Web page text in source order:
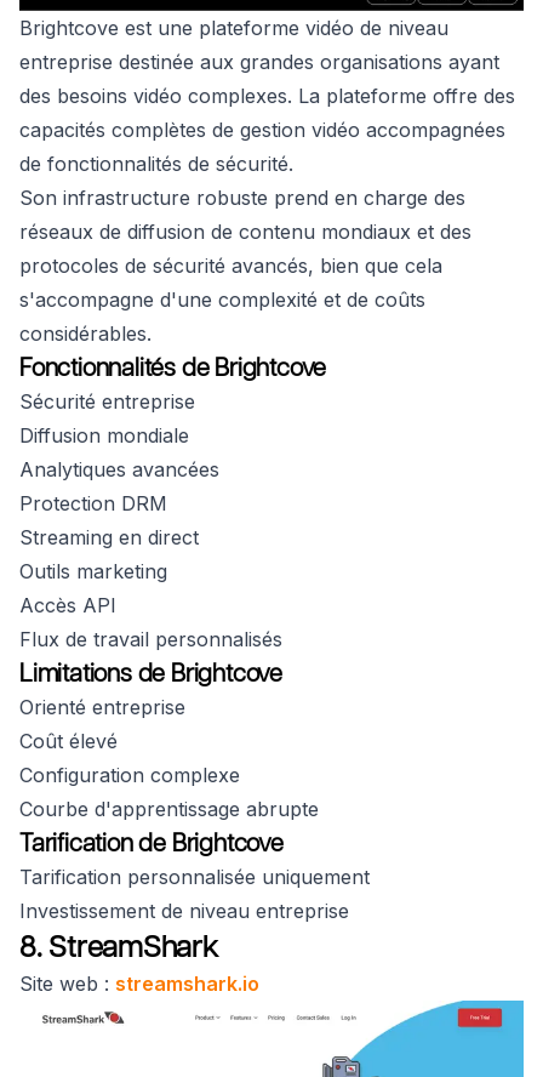
Brightcove est une plateforme vidéo de niveau
entreprise destinée aux grandes organisations ayant
des besoins vidéo complexes. La plateforme offre des
capacités complètes de gestion vidéo accompagnées
de fonctionnalités de sécurité.
Son infrastructure robuste prend en charge des
réseaux de diffusion de contenu mondiaux et des
protocoles de sécurité avancés, bien que cela
s'accompagne d'une complexité et de coûts
considérables.
Fonctionnalités de Brightcove
Sécurité entreprise
Diffusion mondiale
Analytiques avancées
Protection DRM
Streaming en direct
Outils marketing
Accès API
Flux de travail personnalisés
Limitations de Brightcove
Orienté entreprise
Coût élevé
Configuration complexe
Courbe d'apprentissage abrupte
Tarification de Brightcove
Tarification personnalisée uniquement
Investissement de niveau entreprise
8. StreamShark
Site web : streamshark.io